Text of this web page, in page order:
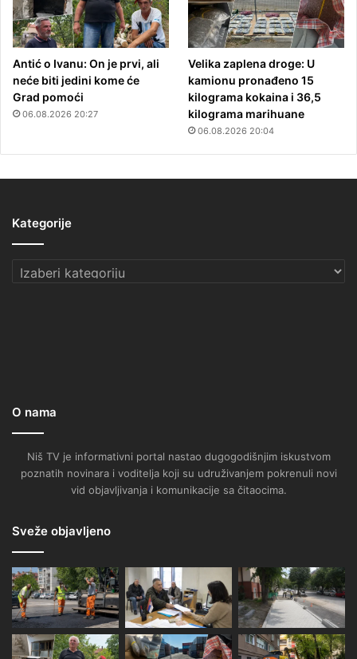
Antić o Ivanu: On je prvi, ali
neće biti jedini kome će
Grad pomoći
06.08.2026 20:27
Velika zaplena droge: U
kamionu pronađeno 15
kilograma kokaina i 36,5
kilograma marihuane
06.08.2026 20:04
Kategorije
Kategorije
O nama
Niš TV je informativni portal nastao dugogodišnjim iskustvom
poznatih novinara i voditelja koji su udruživanjem pokrenuli novi
vid objavljivanja i komunikacije sa čitaocima.
Sveže objavljeno